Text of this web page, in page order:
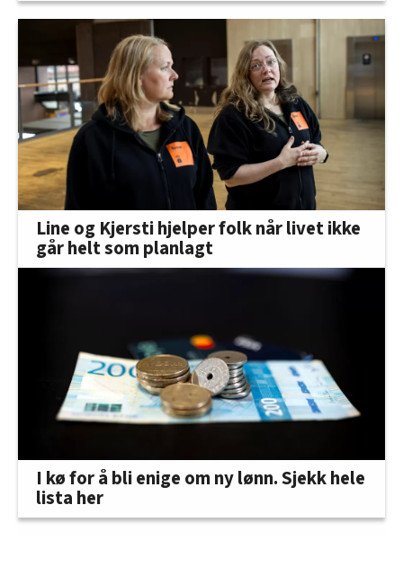
Line og Kjersti hjelper folk når livet ikke
går helt som planlagt
I kø for å bli enige om ny lønn. Sjekk hele
lista her